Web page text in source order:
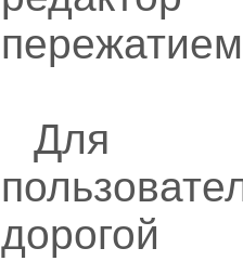
Для
дорогой